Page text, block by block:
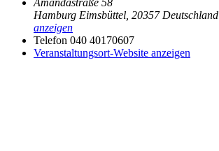
Hamburg Eimsbüttel 20357 Deutschland
anzeigen
Telefon 040 40170607
Veranstaltungsort-Website anzeigen